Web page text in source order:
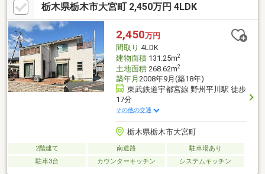
栃木県栃木市大宮町 2,450万円 4LDK
2,450万円
間取り 4LDK
建物面積131.25m2
土地面積268.62m2
築年月 2008年9月(築18年)
東武鉄道宇都宮線 野州平川駅 徒歩
17分
その他の交通
栃木県栃木市大宮町
2階建て 南道路
駐車場あり
駐車3台
カウンターキッチン システムキッチン